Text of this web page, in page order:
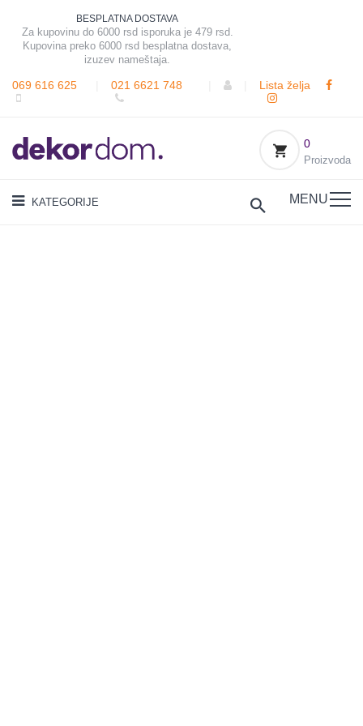
BESPLATNA DOSTAVA
Za kupovinu do 6000 rsd isporuka je 479 rsd.
Kupovina preko 6000 rsd besplatna dostava,
izuzev nameštaja.
069 616 625 021 6621 748 Lista želja
0
Proizvoda
KATEGORIJE MENU